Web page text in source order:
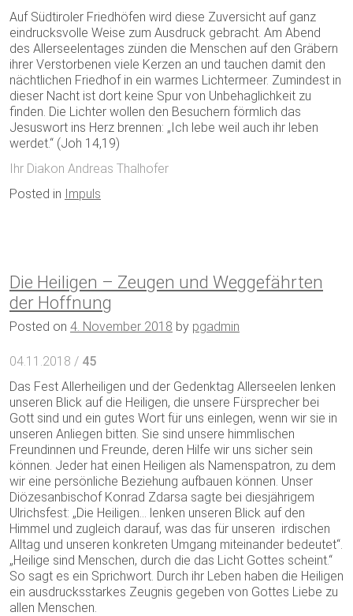
Auf Südtiroler Friedhöfen wird diese Zuversicht auf ganz
eindrucksvolle Weise zum Ausdruck gebracht. Am Abend
des Allerseelentages zünden die Menschen auf den Gräbern
ihrer Verstorbenen viele Kerzen an und tauchen damit den
nächtlichen Friedhof in ein warmes Lichtermeer. Zumindest in
dieser Nacht ist dort keine Spur von Unbehaglichkeit zu
finden. Die Lichter wollen den Besuchern förmlich das
Jesuswort ins Herz brennen: „Ich lebe weil auch ihr leben
werdet.“ (Joh 14,19)
Ihr Diakon Andreas Thalhofer
Posted in Impuls
Die Heiligen – Zeugen und Weggefährten
der Hoffnung
Posted on 4. November 2018 by pgadmin
04.11.2018 / 45
Das Fest Allerheiligen und der Gedenktag Allerseelen lenken
unseren Blick auf die Heiligen, die unsere Fürsprecher bei
Gott sind und ein gutes Wort für uns einlegen, wenn wir sie in
unseren Anliegen bitten. Sie sind unsere himmlischen
Freundinnen und Freunde, deren Hilfe wir uns sicher sein
können. Jeder hat einen Heiligen als Namenspatron, zu dem
wir eine persönliche Beziehung aufbauen können. Unser
Diözesanbischof Konrad Zdarsa sagte bei diesjährigem
Ulrichsfest: „Die Heiligen… lenken unseren Blick auf den
Himmel und zugleich darauf, was das für unseren irdischen
Alltag und unseren konkreten Umgang miteinander bedeutet“.
„Heilige sind Menschen, durch die das Licht Gottes scheint.“
So sagt es ein Sprichwort. Durch ihr Leben haben die Heiligen
ein ausdrucksstarkes Zeugnis gegeben von Gottes Liebe zu
allen Menschen.